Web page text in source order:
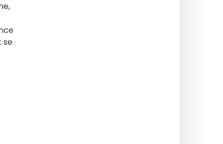
se